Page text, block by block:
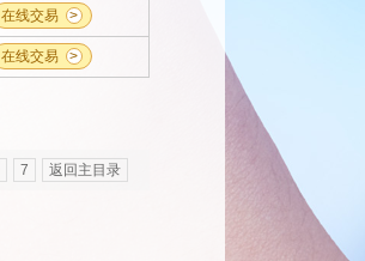
在线交易 >
在线交易 >
7 返回主目录